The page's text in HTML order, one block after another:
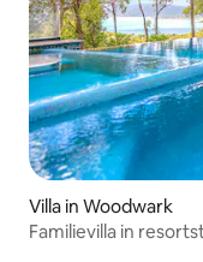
Villa in Woodwark
Familievilla in